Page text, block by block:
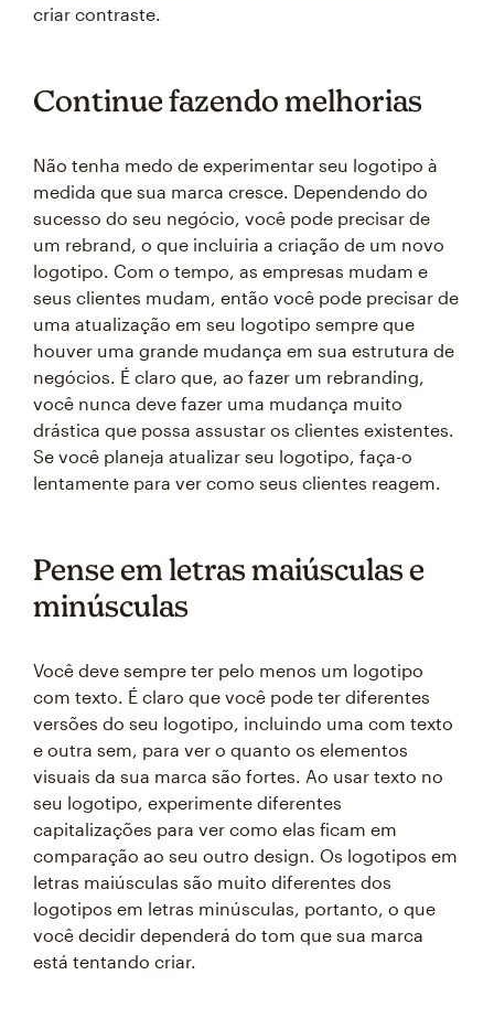
criar contraste.
Continue fazendo melhorias
Não tenha medo de experimentar seu logotipo à
medida que sua marca cresce. Dependendo do
sucesso do seu negócio, você pode precisar de
um rebrand, o que incluiria a criação de um novo
logotipo. Com o tempo, as empresas mudam e
seus clientes mudam, então você pode precisar de
uma atualização em seu logotipo sempre que
houver uma grande mudança em sua estrutura de
negócios. É claro que, ao fazer um rebranding,
você nunca deve fazer uma mudança muito
drástica que possa assustar os clientes existentes.
Se você planeja atualizar seu logotipo, faça-o
lentamente para ver como seus clientes reagem.
Pense em letras maiúsculas e
minúsculas
Você deve sempre ter pelo menos um logotipo
com texto. É claro que você pode ter diferentes
versões do seu logotipo, incluindo uma com texto
e outra sem, para ver o quanto os elementos
visuais da sua marca são fortes. Ao usar texto no
seu logotipo, experimente diferentes
capitalizações para ver como elas ficam em
comparação ao seu outro design. Os logotipos em
letras maiúsculas são muito diferentes dos
logotipos em letras minúsculas, portanto, o que
você decidir dependerá do tom que sua marca
está tentando criar.